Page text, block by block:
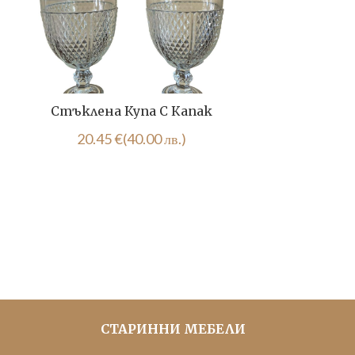
Стъклена Купа С Капак
20.45€(40.00 лв.)
СТАРИННИ МЕБЕЛИ